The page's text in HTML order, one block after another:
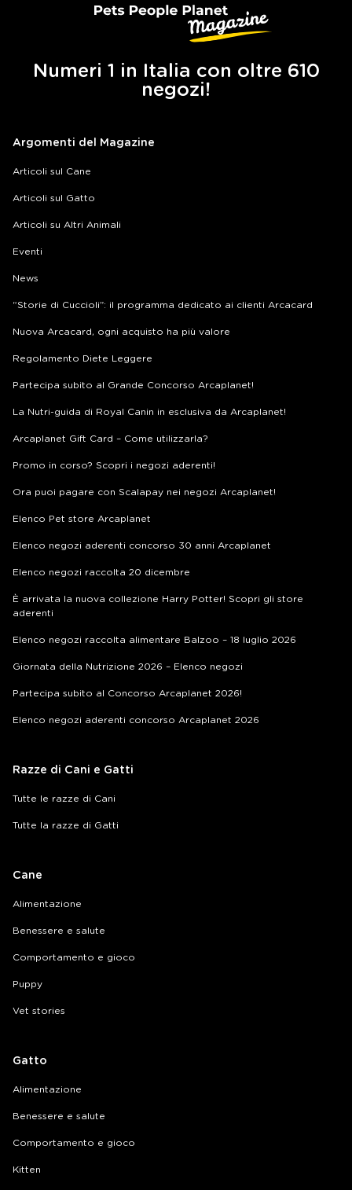
Numeri 1 in Italia con oltre 610
negozi!
Argomenti del Magazine
Articoli sul Cane
Articoli sul Gatto
Articoli su Altri Animali
Eventi
News
“Storie di Cuccioli”: il programma dedicato ai clienti Arcacard
Nuova Arcacard, ogni acquisto ha più valore
Regolamento Diete Leggere
Partecipa subito al Grande Concorso Arcaplanet!
La Nutri-guida di Royal Canin in esclusiva da Arcaplanet!
Arcaplanet Gift Card – Come utilizzarla?
Promo in corso? Scopri i negozi aderenti!
Ora puoi pagare con Scalapay nei negozi Arcaplanet!
Elenco Pet store Arcaplanet
Elenco negozi aderenti concorso 30 anni Arcaplanet
Elenco negozi raccolta 20 dicembre
È arrivata la nuova collezione Harry Potter! Scopri gli store
aderenti
Elenco negozi raccolta alimentare Balzoo – 18 luglio 2026
Giornata della Nutrizione 2026 – Elenco negozi
Partecipa subito al Concorso Arcaplanet 2026!
Elenco negozi aderenti concorso Arcaplanet 2026
Razze di Cani e Gatti
Tutte le razze di Cani
Tutte la razze di Gatti
Cane
Alimentazione
Benessere e salute
Comportamento e gioco
Puppy
Vet stories
Gatto
Alimentazione
Benessere e salute
Comportamento e gioco
Kitten